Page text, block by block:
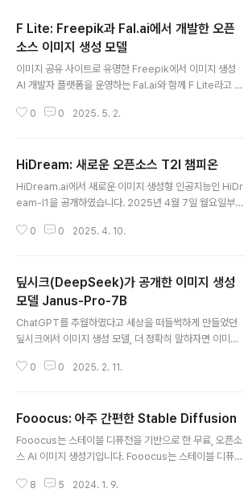
F Lite: Freepik과 Fal.ai에서 개발한 오픈
소스 이미지 생성 모델
이미지 공유 사이트로 유명한 Freepik에서 이미지 생성
AI 개발자 플랫폼을 운영하는 Fal.ai와 함께 F Lite라고 하
고 오픈소스로 공개했습니다. 자세한 내용은 Freepik 블
스트-이미지 모델이 공개되었는데, 오픈소스로는 Flux 이
후 처음인 듯 싶습니다(Janus Pro 도 있기는 하지만 품질
이 워낙 개판이라...). 이번에 공개된 F Lite는 무엇보다, Fr
고품질이고 법적으로 문제 없으며 저작권문제에서 안전한
0 0 2025. 5. 2.
HiDream: 새로운 오픈소스 T2I 챔피온
HiDream.ai에서 새로운 이미지 생성형 인공지능인 HiDr
eam-l1을 공개하였습니다. 2025년 4월 7일 월요일부터
매우 뛰어난 시각적 품질, 고급 자연어 이해 및 허용적인 라
반응HiDream-l1디퓨전 트랜스포머와 함께 여러가지 전
문 텍스트 인코더(T5-XXL, CLIP, LLaMA 3.1)를 결합한
하브리드 아키텍처로 설계된 HiDream-l1은 사실적인 사
진, 일러스트레이션, 카툰, 디지털 아트 등과 같은 다양한
스타일의 이미지를 생성할 수 있습니다. FLUX 가 사실적
인 이미지에는 뛰어나지만, 다른 스타일에는 ..
0 0 2025. 4. 10.
딮시크(DeepSeek)가 공개한 이미지 생성
모델 Janus-Pro-7B
ChatGPT를 추월하였다고 세상을 떠들썩하게 만들었던
딮시크에서 이미지 생성 모델, 더 정확히 말하자면 이미지
스로 공개했다는 소식입니다. 이 모델은 현재 Hugging F
자체는 10월경 Janus-1.3B (매개변수가 13억개)를 발표
한 이래, 11월에 JanusFlow-1.3B를 발표한 바 있으며, 2
025년 1월 27에 Janus-Pro(1B 및 7B)를 발표한 것이
모델Janus-Pro-7B의 성능최초 사용자들의 엇갈린 반응
0 0 2025. 2. 11.
Fooocus: 아주 간편한 Stable Diffusion
Fooocus는 스테이블 디퓨전을 기반으로 한 무료, 오픈소
스 AI 이미지 생성기입니다. Fooocus는 스테이블 디퓨전
오픈소스, 오프라인, 무료로 사용할 수 있으며, 사용법이 매
8 5 2024. 1. 9.